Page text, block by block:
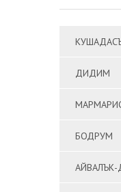
ДИДИМ
БОДРУМ